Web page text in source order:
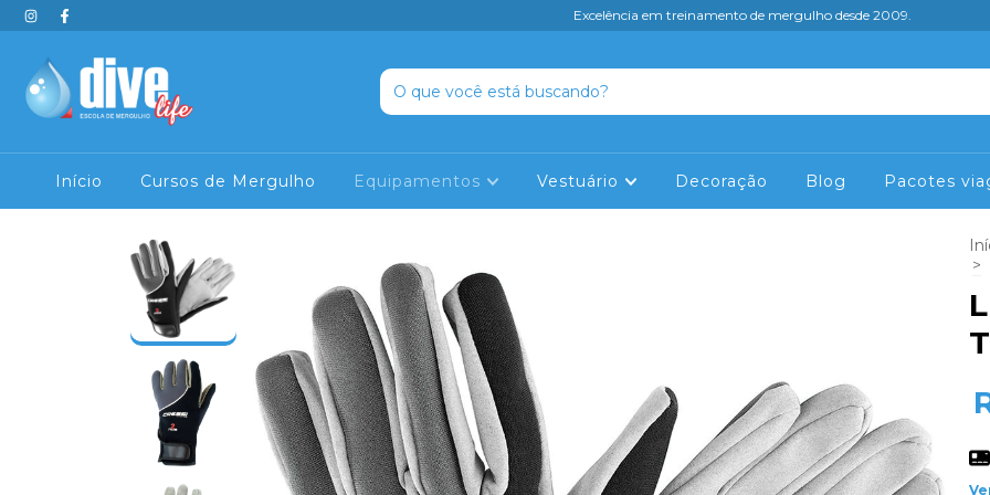
Excelência em treinamento de mergulho desde 2009.
Início Cursos de Mergulho Equipamentos Vestuário Decoração Blog Pacotes
>